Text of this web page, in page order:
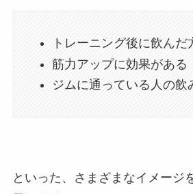
トレーニング後に飲んだ
筋力アップに効果がある
ジムに通っている人の飲
といった、さまざまなイメージ